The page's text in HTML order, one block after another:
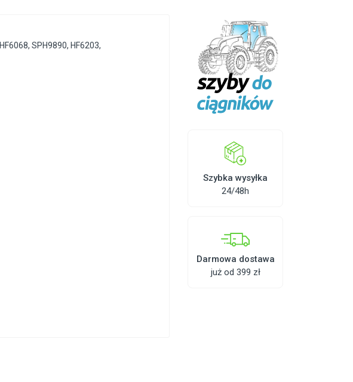
HF6068,SPH9890, HF6203,
Szybka wysyłka
24/48h
Darmowa dostawa
już od 399 zł